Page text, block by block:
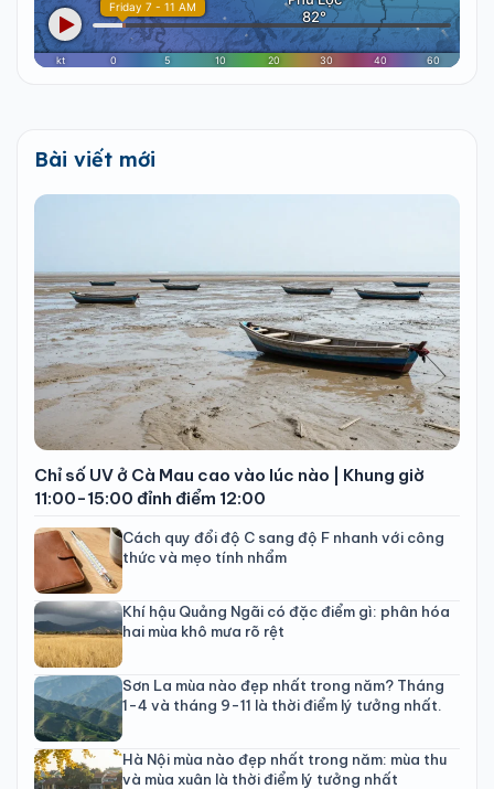
Bài viết mới
Chỉ số UV ở Cà Mau cao vào lúc nào | Khung giờ
11:00-15:00 đỉnh điểm 12:00
Cách quy đổi độ C sang độ F nhanh với công
thức và mẹo tính nhẩm
Khí hậu Quảng Ngãi có đặc điểm gì: phân hóa
hai mùa khô mưa rõ rệt
Sơn La mùa nào đẹp nhất trong năm? Tháng
1-4 và tháng 9-11 là thời điểm lý tưởng nhất.
Hà Nội mùa nào đẹp nhất trong năm: mùa thu
và mùa xuân là thời điểm lý tưởng nhất